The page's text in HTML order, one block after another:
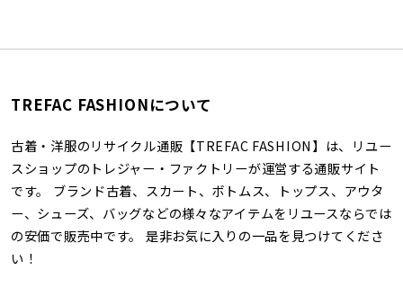
TREFAC FASHIONについて
古着・洋服のリサイクル通販【TREFAC FASHION】は、リユー
スショップのトレジャー・ファクトリーが運営する通販サイト
です。 ブランド古着、スカート、ボトムス、トップス、アウタ
ー、シューズ、バッグなどの様々なアイテムをリユースならでは
の安価で販売中です。 是非お気に入りの一品を見つけてくださ
い！